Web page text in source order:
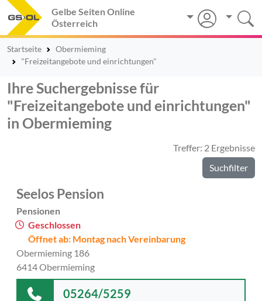
Gelbe Seiten Online
Österreich
Startseite
Obermieming
"Freizeitangebote und einrichtungen"
Ihre Suchergebnisse für
"Freizeitangebote und einrichtungen"
in Obermieming
Treffer: 2 Ergebnisse
Suchfilter
Seelos Pension
Pensionen
Geschlossen
Öffnet ab: Montag nach Vereinbarung
Obermieming 186
6414 Obermieming
05264/5259